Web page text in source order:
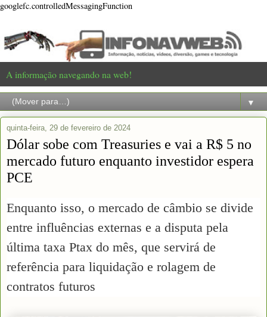
googlefc.controlledMessagingFunction
A informação navegando na web!
▼
quinta-feira, 29 de fevereiro de 2024
Dólar sobe com Treasuries e vai a R$ 5 no
mercado futuro enquanto investidor espera
PCE
Enquanto isso, o mercado de câmbio se divide
entre influências externas e a disputa pela
última taxa Ptax do mês, que servirá de
referência para liquidação e rolagem de
contratos futuros